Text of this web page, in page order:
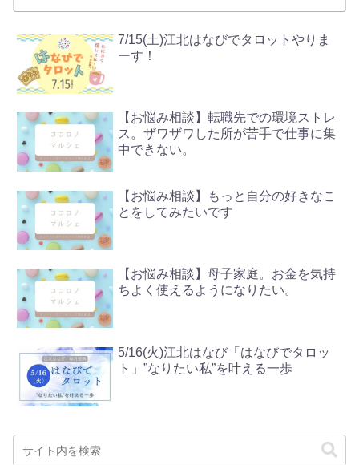
7/15(土)江北はなびでタロットやりま
ーす！
【お悩み相談】転職先での環境ストレ
ス。ザワザワした所が苦手で仕事に集
中できない。
【お悩み相談】もっと自分の好きなこ
とをしてみたいです
【お悩み相談】母子家庭。お金を気持
ちよく使えるようになりたい。
5/16(火)江北はなび「はなびでタロッ
ト」”なりたい私”を叶える一歩